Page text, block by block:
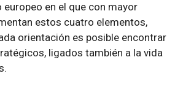
en el que con mayor
estos cuatro elementos,
orientación es posible encontrar
ligados también a la vida